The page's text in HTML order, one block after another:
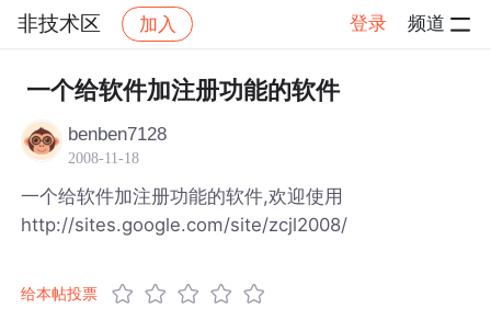
非技术区 加入 登录 频道
社区 非技术区 帖子详情
一个给软件加注册功能的软件
benben7128
2008-11-18
一个给软件加注册功能的软件,欢迎使用
http://sites.google.com/site/zcjl2008/
给本帖投票